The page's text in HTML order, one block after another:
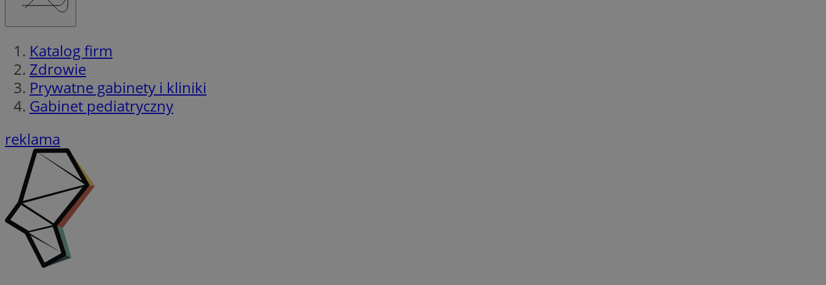
Katalog firm
Zdrowie
Prywatne gabinety i kliniki
Gabinet pediatryczny
reklama